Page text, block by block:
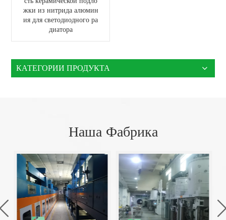
жки из нитрида алюмин
ия для светодиодного ра
диатора
КАТЕГОРИИ ПРОДУКТА
Наша Фабрика